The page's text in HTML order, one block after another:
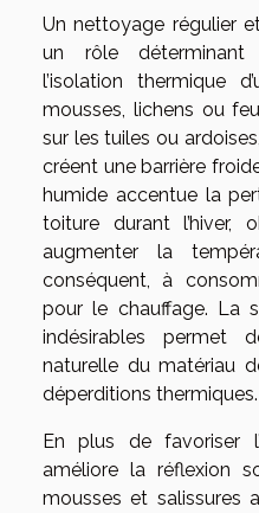
Un nettoyage régulier
un rôle déterminant
l’isolation thermique
mousses, lichens ou
sur les tuiles ou
créent une barrière
humide accentue la
toiture durant l’hiver,
augmenter la
conséquent, à
pour le chauffage. La
indésirables permet
naturelle du matériau
déperditions thermiques.
En plus de favoriser
améliore la réflexion
mousses et salissures